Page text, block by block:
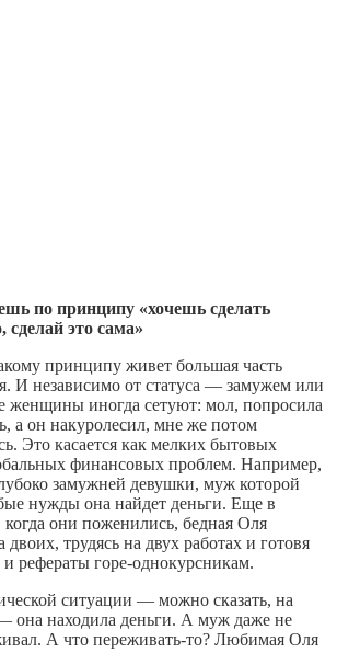
по принципу «хочешь сделать
сделай это сама»
принципу живет большая часть
И независимо от статуса — замужем или
женщины иногда сетуют: мол, попросила
а он накуролесил, мне же потом
Это касается как мелких бытовых
финансовых проблем. Например,
замужней девушки, муж которой
нужды она найдет деньги. Еще в
когда они поженились, бедная Оля
двоих, трудясь на двух работах и готовя
рефераты горе-однокурсникам.
ситуации — можно сказать, на
она находила деньги. А муж даже не
А что переживать-то? Любимая Оля